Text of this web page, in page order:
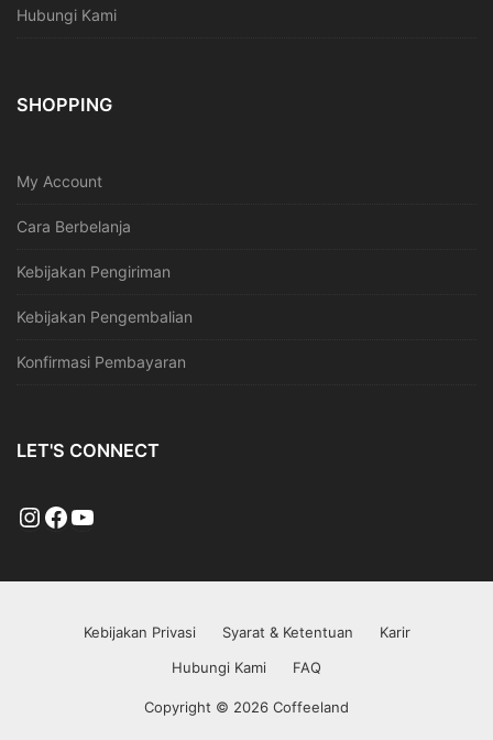
Hubungi Kami
SHOPPING
My Account
Cara Berbelanja
Kebijakan Pengiriman
Kebijakan Pengembalian
Konfirmasi Pembayaran
LET'S CONNECT
Kebijakan Privasi Syarat & Ketentuan
Karir
Hubungi Kami
FAQ
Copyright © 2026 Coffeeland